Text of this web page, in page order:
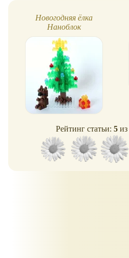
Новогодняя ёлка
Наноблок
Рейтинг статьи: 5 из